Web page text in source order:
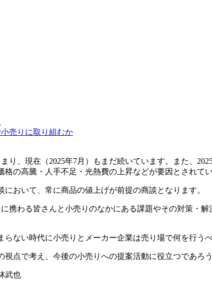
売りに取り組むか
り、現在（2025年7月）もまだ続いています。また、
の高騰・人手不足・光熱費の上昇などが要因とされてい
おいて、常に商品の値上げが前提の商談となります。
携わる皆さんと小売りのなかにある課題やその対策・
ない時代に小売りとメーカー企業は売り場で何を行う
点で考え、今後の小売りへの提案活動に役立つであろ
武也